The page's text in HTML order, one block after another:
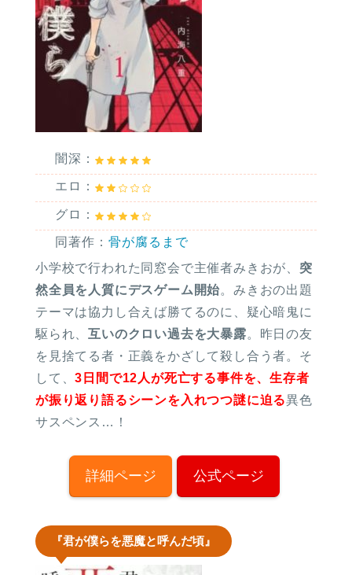
闇深：
エロ：
グロ：
同著作： 骨が腐るまで
小学校で行われた同窓会で主催者みきおが、 突
然全員を人質にデスゲーム開始。みきおの出題
テーマは協力し合えば勝てるのに、疑心暗鬼に
駆られ、互いのクロい過去を大暴露。昨日の友
を見捨てる者・正義をかざして殺し合う者。そ
して、3日間で12人が死亡する事件を、生存者
が振り返り語るシーンを入れつつ謎に迫る異色
サスペンス…！
詳細ページ 公式ページ
『君が僕らを悪魔と呼んだ頃』